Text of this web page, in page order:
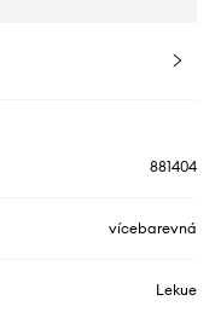
881404
vícebarevná
Lekue